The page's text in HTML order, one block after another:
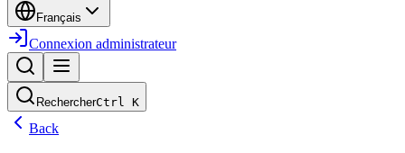
Français
Connexion administrateur
RechercherCtrl K
Back